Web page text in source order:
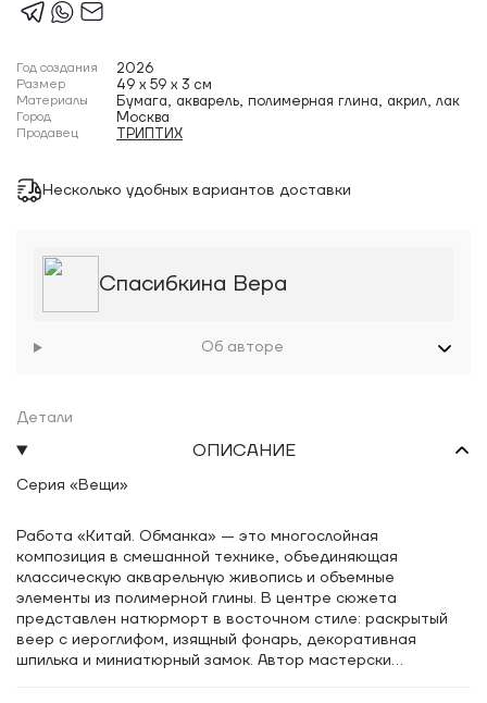
Год создания 2026
Размер 49 x 59 x 3 см
Материалы Бумага, акварель, полимерная глина, акрил, лак
Город Москва
Продавец ТРИПТИХ
Несколько удобных вариантов доставки
Спасибкина Вера
Об авторе
Детали
ОПИСАНИЕ
Серия «Вещи»
Работа «Китай. Обманка» — это многослойная
композиция в смешанной технике, объединяющая
классическую акварельную живопись и объемные
элементы из полимерной глины. В центре сюжета
представлен натюрморт в восточном стиле: раскрытый
веер с иероглифом, изящный фонарь, декоративная
шпилька и миниатюрный замок. Автор мастерски